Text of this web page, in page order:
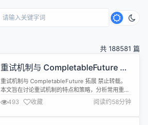
共 188581 篇
重试机制与 CompletableFuture 拓
展
重试机制与 CompletableFuture 拓展 禁止转载。
本文旨在讨论重试机制的特点和策略，分析常用重试
类库的实现，讨论为 CompletableFuture 添加重试
机制的方法。文章首发同名公众号，欢迎关注。 重试
示例 以下是一个常见的使用异步重试的例子，当我们
493 收藏 阅读约58分钟